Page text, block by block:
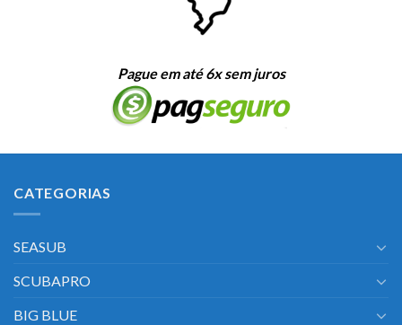
Pague em até 6x sem juros
CATEGORIAS
SEASUB
SCUBAPRO
BIG BLUE